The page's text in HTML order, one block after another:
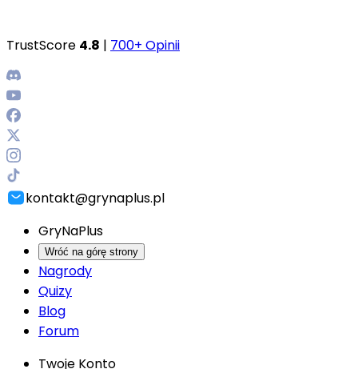
TrustScore 4.8 | 700+ Opinii
kontakt@grynaplus.pl
GryNaPlus
Wróć na górę strony
Nagrody
Quizy
Blog
Forum
Twoje Konto